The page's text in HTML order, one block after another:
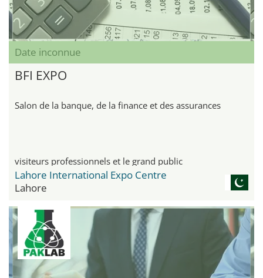
Date inconnue
BFI EXPO
Salon de la banque, de la finance et des assurances
visiteurs professionnels et le grand public
Lahore International Expo Centre
Lahore